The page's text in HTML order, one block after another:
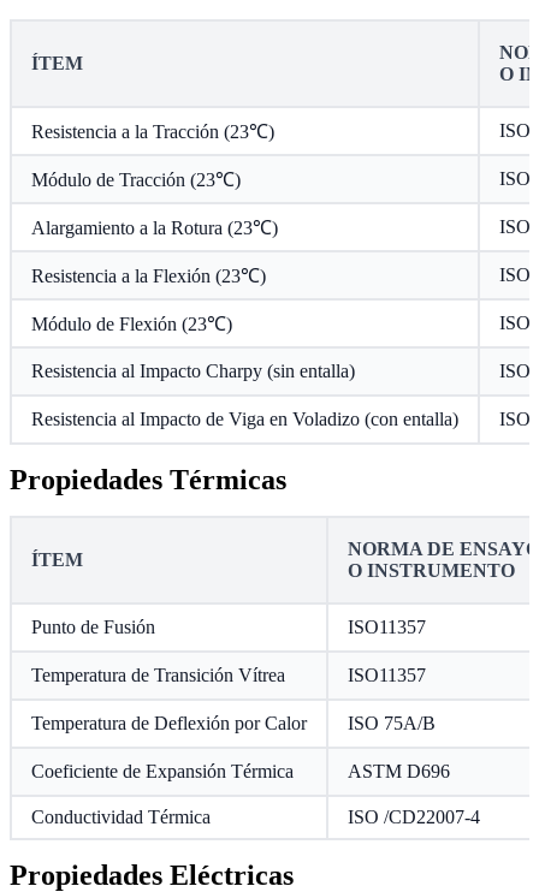
ÍTEM
O
Resistencia a la Tracción (23℃) ISO
Módulo de Tracción (23℃) ISO
Alargamiento a la Rotura (23℃) ISO
Resistencia a la Flexión (23℃) ISO
Módulo de Flexión (23℃) ISO
Resistencia al Impacto Charpy (sin entalla) ISO
Resistencia al Impacto de Viga en Voladizo (con entalla) ISO
Propiedades Térmicas
ÍTEM
NORMA DE ENSAYO
O INSTRUMENTO
Punto de Fusión ISO11357
Temperatura de Transición Vítrea ISO11357
Temperatura de Deflexión por Calor ISO 75A/B
Coeficiente de Expansión Térmica ASTM D696
Conductividad Térmica ISO /CD22007-4
Propiedades Eléctricas